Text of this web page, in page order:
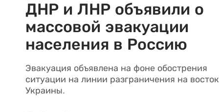
ДНР и ЛНР объявили о
массовой эвакуации
населения в Россию
Эвакуация объявлена на фоне обострения
ситуации на линии разграничения на
Украины.